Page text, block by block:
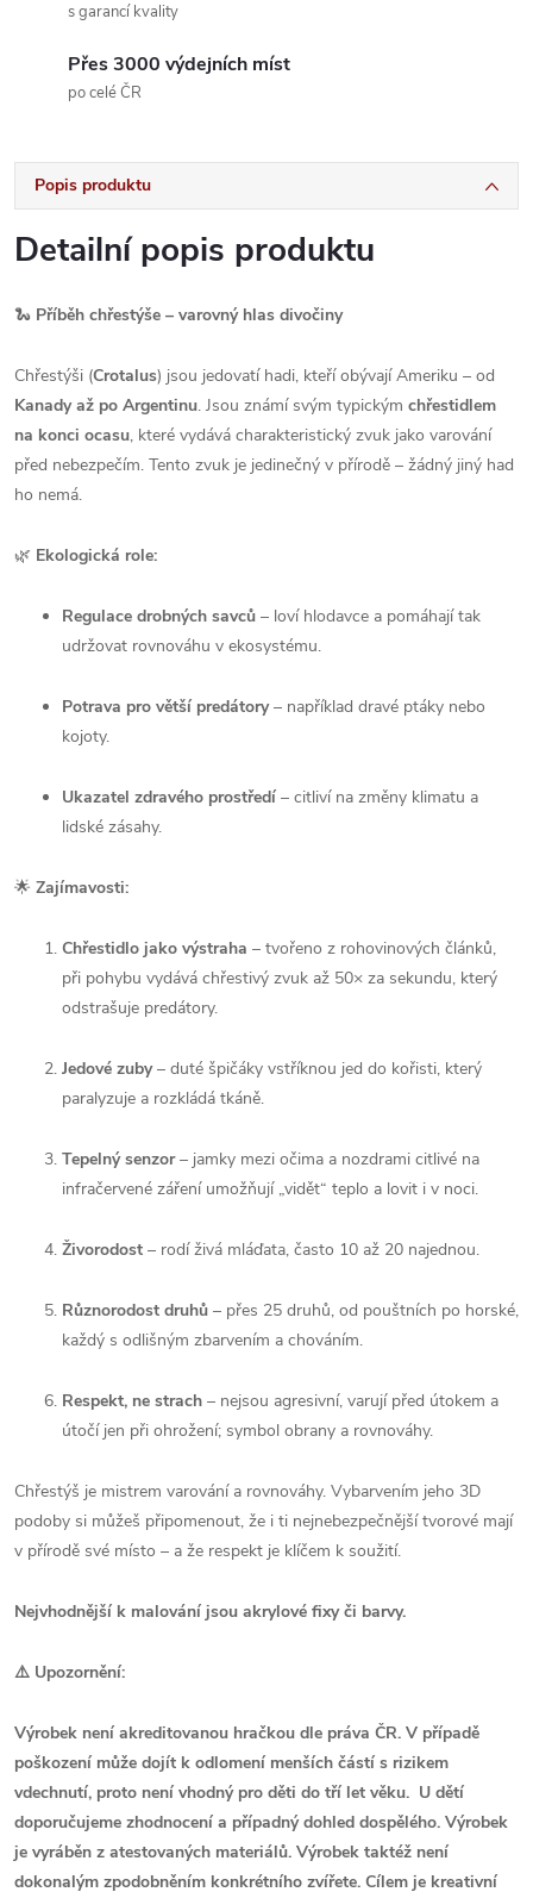
s garancí kvality
Přes 3000 výdejních míst
po celé ČR
Popis produktu
Detailní popis produktu
🐍 Příběh chřestýše – varovný hlas divočiny
Chřestýši (Crotalus) jsou jedovatí hadi, kteří obývají Ameriku – od
Kanady až po Argentinu. Jsou známí svým typickým chřestidlem
na konci ocasu, které vydává charakteristický zvuk jako varování
před nebezpečím. Tento zvuk je jedinečný v přírodě – žádný jiný had
ho nemá.
🌿 Ekologická role:
Regulace drobných savců – loví hlodavce a pomáhají tak
udržovat rovnováhu v ekosystému.
Potrava pro větší predátory– například dravé ptáky nebo
kojoty.
Ukazatel zdravého prostředí – citliví na změny klimatu a
lidské zásahy.
🌟 Zajímavosti:
Chřestidlo jako výstraha – tvořeno z rohovinových článků,
při pohybu vydává chřestivý zvuk až 50× za sekundu, který
odstrašuje predátory.
Jedové zuby– duté špičáky vstříknou jed do kořisti, který
paralyzuje a rozkládá tkáně.
Tepelný senzor– jamky mezi očima a nozdrami citlivé na
infračervené záření umožňují „vidět“ teplo a lovit i v noci.
Živorodost – rodí živá mláďata, často 10 až 20 najednou.
Různorodost druhů – přes 25 druhů, od pouštních po horské,
každý s odlišným zbarvením a chováním.
Respekt, ne strach – nejsou agresivní, varují před útokem a
útočí jen při ohrožení; symbol obrany a rovnováhy.
Chřestýš je mistrem varování a rovnováhy. Vybarvením jeho 3D
podoby si můžeš připomenout, že i ti nejnebezpečnější tvorové mají
v přírodě své místo – a že respekt je klíčem k soužití.
Nejvhodnější k malování jsou akrylové fixy či barvy.
⚠️ Upozornění:
Výrobek není akreditovanou hračkou dle práva ČR. V případě
poškození může dojít k odlomení menších částí s rizikem
vdechnutí, proto není vhodný pro děti do tří let věku. U dětí
doporučujeme zhodnocení a případný dohled dospělého. Výrobek
je vyráběn z atestovaných materiálů. Výrobek taktéž není
dokonalým zpodobněním konkrétního zvířete. Cílem je kreativní